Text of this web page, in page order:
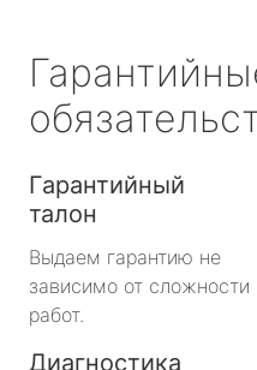
Гарантийный
талон
Выдаем гарантию не
зависимо от сложности
работ.
Диагностика